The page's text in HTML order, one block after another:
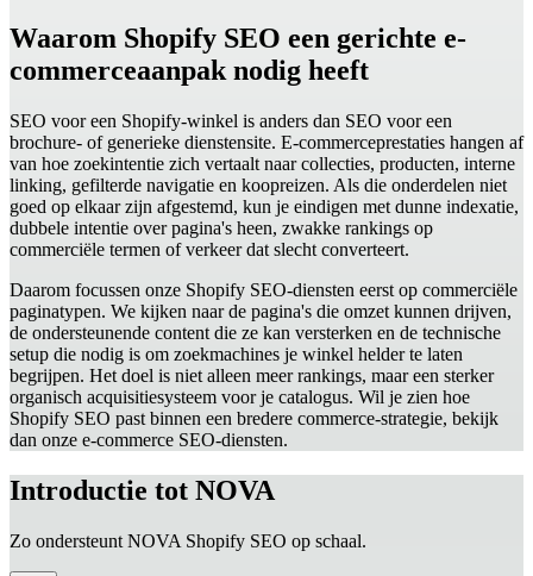
Waarom Shopify SEO een gerichte e-
commerceaanpak nodig heeft
SEO voor een Shopify-winkel is anders dan SEO voor een
brochure- of generieke dienstensite. E-commerceprestaties hangen af
van hoe zoekintentie zich vertaalt naar collecties, producten, interne
linking, gefilterde navigatie en koopreizen. Als die onderdelen niet
goed op elkaar zijn afgestemd, kun je eindigen met dunne indexatie,
dubbele intentie over pagina's heen, zwakke rankings op
commerciële termen of verkeer dat slecht converteert.
Daarom focussen onze Shopify SEO-diensten eerst op commerciële
paginatypen. We kijken naar de pagina's die omzet kunnen drijven,
de ondersteunende content die ze kan versterken en de technische
setup die nodig is om zoekmachines je winkel helder te laten
begrijpen. Het doel is niet alleen meer rankings, maar een sterker
organisch acquisitiesysteem voor je catalogus. Wil je zien hoe
Shopify SEO past binnen een bredere commerce-strategie, bekijk
dan onze e-commerce SEO-diensten.
Introductie tot NOVA
Zo ondersteunt NOVA Shopify SEO op schaal.